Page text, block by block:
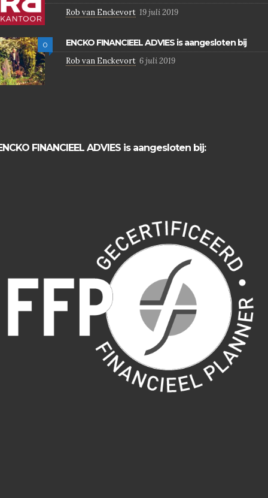
Rob van Enckevort 19 juli 2019
0 ENCKO FINANCIEEL ADVIES is aangesloten bij
Rob van Enckevort 6 juli 2019
FINANCIEEL ADVIES is aangesloten bij: